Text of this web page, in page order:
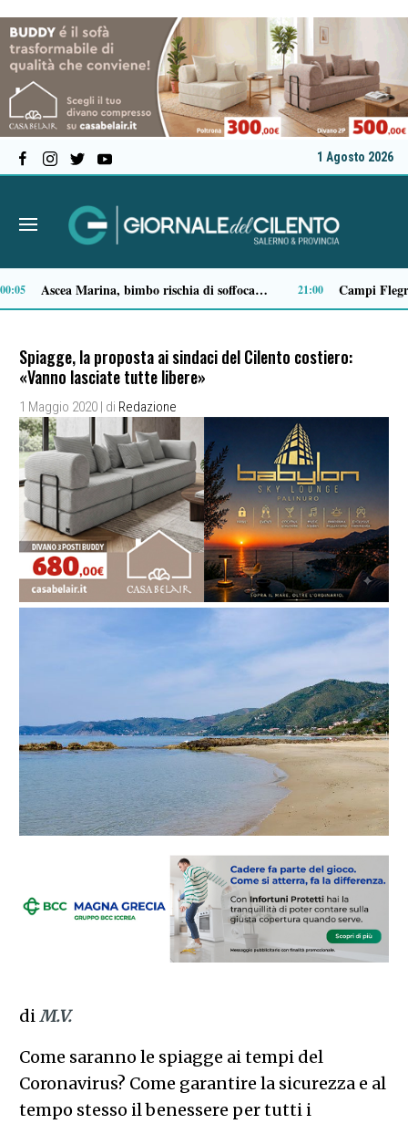
1 Agosto 2026
Milan in lutto, addio a Franco Baresi: il commosso saluto del club 13:53
Spiagge, la proposta ai sindaci del Cilento costiero:
«Vanno lasciate tutte libere»
1 Maggio 2020 | di Redazione
diM.V.
Come saranno le spiagge ai tempi del
Coronavirus? Come garantire la sicurezza e al
tempo stesso il benessere per tutti i